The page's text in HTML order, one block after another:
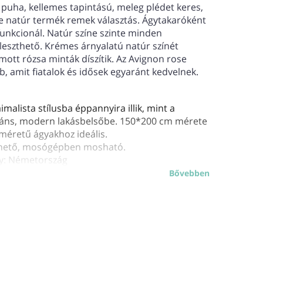
kellemes tapintású, meleg plédet keres,
natúr termék remek választás. Ágytakaróként
Natúr színe szinte minden
Krémes árnyalatú natúr színét
rózsa minták díszítik. Az Avignon rose
amit fiatalok és idősek egyaránt kedvelnek.
stílusba éppannyira illik, mint a
modern lakásbelsőbe. 150*200 cm mérete
ágyakhoz ideális.
mosógépben mosható.
Németország
Bővebben